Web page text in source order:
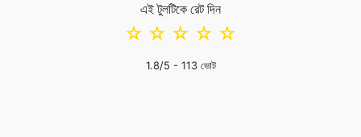
এই টুলটিকে রেট দিন
☆
☆
☆
☆
☆
1.8/5 - 113ভোট